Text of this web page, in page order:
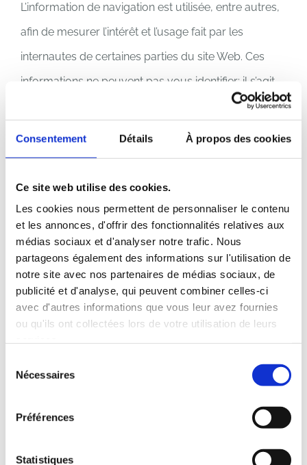
Consentement Détails À propos des cookies
Ce site web utilise des cookies.
Les cookies nous permettent de personnaliser le contenu
et les annonces, d'offrir des fonctionnalités relatives aux
médias sociaux et d'analyser notre trafic. Nous
partageons également des informations sur l'utilisation de
notre site avec nos partenaires de médias sociaux, de
publicité et d'analyse, qui peuvent combiner celles-ci
avec d'autres informations que vous leur avez fournies
ou qu'ils ont collectées lors de votre utilisation de leurs
Nécessaires
Préférences
Statistiques
L’information de navigation est utilisée, entre autres,
afin de mesurer l’intérêt et l’usage fait par les
internautes de certaines parties du site Web. Ces
informations ne peuvent pas vous identifier; il s’agit
plutôt de données statistiques quant à la durée de la
visite, les pages consultées, l’ordre dans lequel les
pages ont été visitées, etc.
9. FICHIERS TÉMOINS (COOKIES)
Des fichiers témoins sont utilisés pour faciliter et
optimiser votre navigation sur le site Web. Ils sont
téléchargés et enregistrés dans la mémoire de
l’appareil que vous utilisez pour consulter des pages
web. Ceux utilisés par le CAME ne permettent pas
de collecter vos renseignements personnels.
La plupart des navigateurs utilisés pour accéder au
web acceptent par défaut les témoins. Vous pouvez
confidentialité de votre navigateur afin qu’il bloque